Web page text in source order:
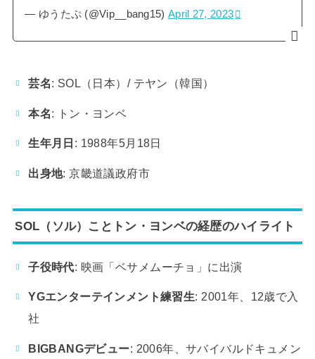
— ゆうたぷ (@Vip__bang15) April 27, 2023
芸名: SOL（日本）/ テヤン（韓国）
本名: トン・ヨンベ
生年月日 : 1988年5月18日
出身地: 京畿道議政府市
SOL（ソル）ことトン・ヨンベの経歴のハイライト
子役時代: 映画「ベサメムーチョ」に出演
YGエンターテインメント練習生: 2001年、12歳で入
社
BIGBANGデビュー: 2006年、サバイバルドキュメン